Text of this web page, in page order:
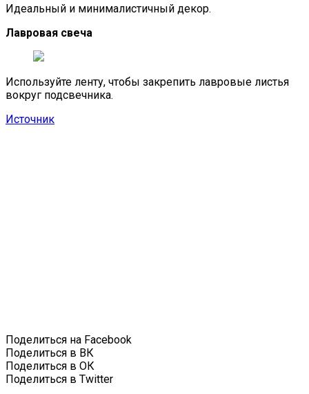
Идеальный и минималистичный декор.
Лавровая свеча
Используйте ленту, чтобы закрепить лавровые листья
вокруг подсвечника.
Источник
Поделиться на Facebook
Поделиться в ВК
Поделиться в ОК
Поделиться в Twitter